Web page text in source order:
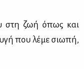
στη ζωή όπως και
που λέ­με σιω­πή,